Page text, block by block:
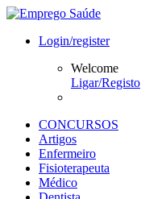
Login/register
Welcome
Ligar/Registo
CONCURSOS
Artigos
Enfermeiro
Fisioterapeuta
Médico